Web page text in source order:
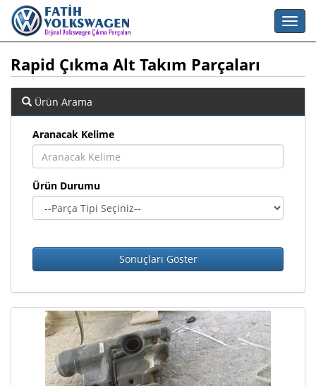
Rapid Çıkma Alt Takım Parçaları
Ürün Arama
Aranacak Kelime
Ürün Durumu